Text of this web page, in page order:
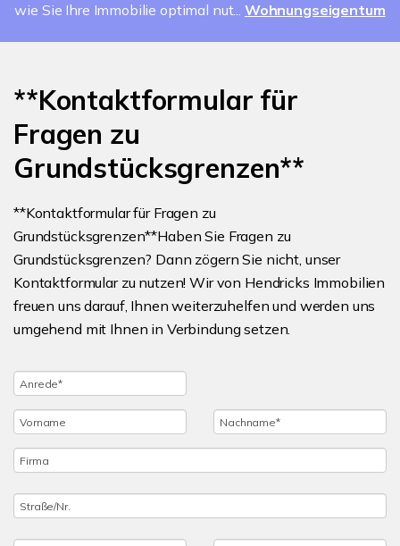
wie Sie Ihre Immobilie optimal nut... Wohnungseigentum
**Kontaktformular für
Fragen zu
Grundstücksgrenzen**
**Kontaktformular für Fragen zu
Grundstücksgrenzen**Haben Sie Fragen zu
Grundstücksgrenzen? Dann zögern Sie nicht, unser
Kontaktformular zu nutzen! Wir von Hendricks Immobilien
freuen uns darauf, Ihnen weiterzuhelfen und werden uns
umgehend mit Ihnen in Verbindung setzen.